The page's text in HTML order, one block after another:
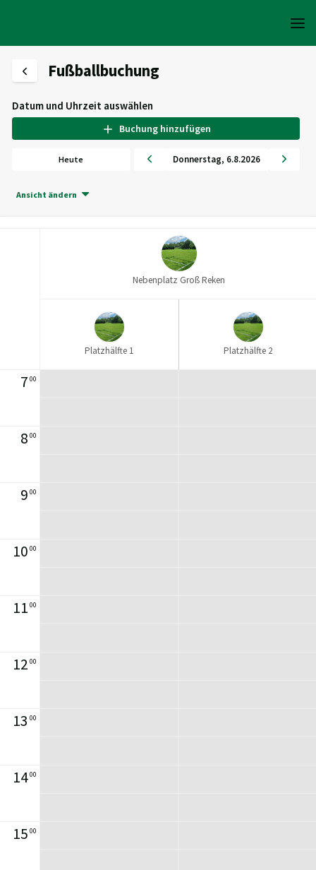
Fußballbuchung
Datum und Uhrzeit auswählen
Buchung hinzufügen
Heute Donnerstag, 6.8.2026
Ansicht ändern
Nebenplatz Groß Reken
Platzhälfte 1 Platzhälfte 2
7 00
8 00
9 00
10 00
11 00
12 00
13 00
1400
15 00